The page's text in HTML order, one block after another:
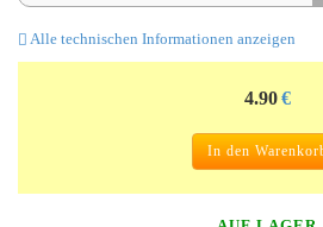
Alle technischen Informationen anzeigen
4.90 €
In den